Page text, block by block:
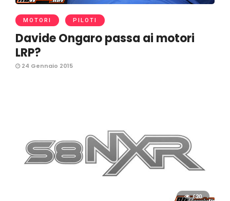
MOTORI PILOTI
Davide Ongaro passa ai motori
LRP?
24 Gennaio 2015
620